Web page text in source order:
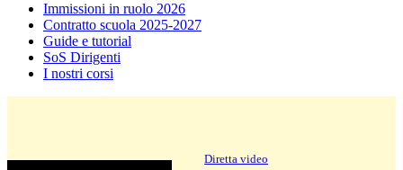
Immissioni in ruolo 2026
Contratto scuola 2025-2027
Guide e tutorial
SoS Dirigenti
I nostri corsi
Diretta video